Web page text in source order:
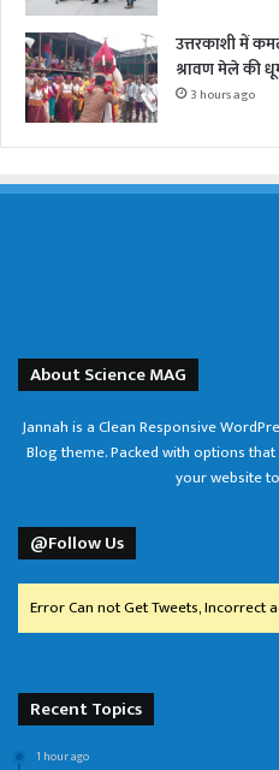
उत्तरकाशी में
श्रावण मेले की
3 hours ago
About Science MAG
Jannah is a Clean Responsive
Blog theme. Packed with options
your website
@Follow Us
Error Can not Get Tweets, Incorrect
Recent Topics
1 hour ago